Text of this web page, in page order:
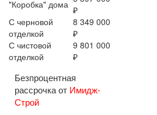
"Коробка" дома ₽
С черновой
отделкой
8 349 000
₽
С чистовой
отделкой
9 801 000
₽
Безпроцентная
рассрочка от Имидж-
Строй